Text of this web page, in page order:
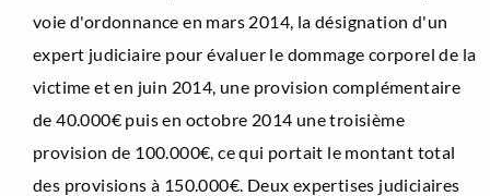
voie d'ordonnance en mars 2014, la désignation d'un
expert judiciaire pour évaluer le dommage corporel de la
victime et en juin 2014, une provision complémentaire
de 40.000€ puis en octobre 2014 une troisième
provision de 100.000€, ce qui portait le montant total
des provisions à 150.000€. Deux expertises judiciaires